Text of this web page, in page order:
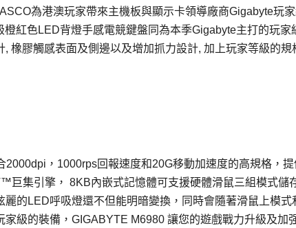
為港澳玩家帶來主機板與顯示卡領導廠商Gigabyte玩
紅色LED背燈手感電競鍵盤同為本季Gigabyte主打的玩家
橡膠觸感表面及側邊以及增加抓力設計, 加上玩家等級的規
2000dpi，1000rps回報速度和20G移動加速度的高規格，
巨集引擎， 8KB內嵌式記憶體可支援硬體滑鼠三組模式儲
的LED呼吸燈還不但能明暗變換，同時會隨著滑鼠上模
級的裝備，GIGABYTE M6980 讓您的遊戲戰力升級及加